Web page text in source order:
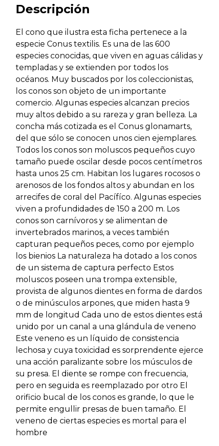
Descripción
El cono que ilustra esta ficha pertenece a la
especie Conus textilis. Es una de las 600
especies conocidas, que viven en aguas cálidas y
templadas y se extienden por todos los
océanos. Muy buscados por los coleccionistas,
los conos son objeto de un importante
comercio. Algunas especies alcanzan precios
muy altos debido a su rareza y gran belleza. La
concha más cotizada es el Conus glonamarts,
del que sólo se conocen unos cien ejemplares.
Todos los conos son moluscos pequeños cuyo
tamaño puede oscilar desde pocos centímetros
hasta unos 25 cm. Habitan los lugares rocosos o
arenosos de los fondos altos y abundan en los
arrecifes de coral del Pacífíco. Algunas especies
viven a profundidades de 150 a 200 m. Los
conos son carnívoros y se alimentan de
invertebrados marinos, a veces también
capturan pequeños peces, como por ejemplo
los bienios La naturaleza ha dotado a los conos
de un sistema de captura perfecto Estos
moluscos poseen una trompa extensible,
provista de algunos dientes en forma de dardos
o de minúsculos arpones, que miden hasta 9
mm de longitud Cada uno de estos dientes está
unido por un canal a una glándula de veneno
Este veneno es un líquido de consistencia
lechosa y cuya toxicidad es sorprendente ejerce
una acción paralizante sobre los músculos de
su presa. El diente se rompe con frecuencia,
pero en seguida es reemplazado por otro El
orificio bucal de los conos es grande, lo que le
permite engullir presas de buen tamaño. El
veneno de ciertas especies es mortal para el
hombre